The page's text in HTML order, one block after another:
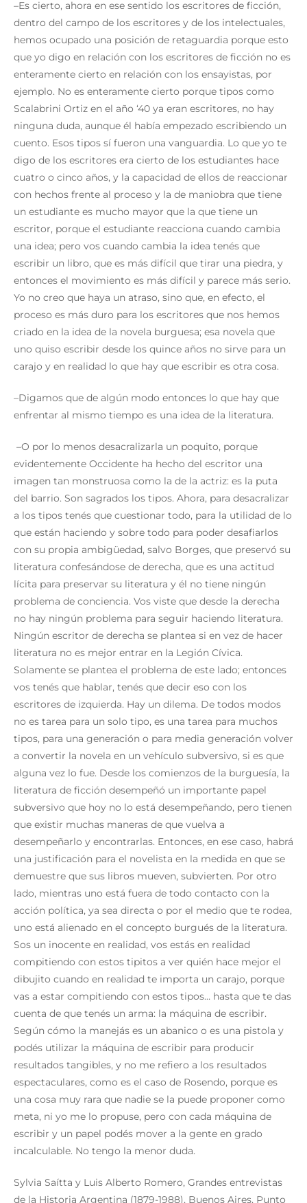
–Es cierto, ahora en ese sentido los escritores de ficción,
dentro del campo de los escritores y de los intelectuales,
hemos ocupado una posición de retaguardia porque esto
que yo digo en relación con los escritores de ficción no es
enteramente cierto en relación con los ensayistas, por
ejemplo. No es enteramente cierto porque tipos como
Scalabrini Ortiz en el año ‘40 ya eran escritores, no hay
ninguna duda, aunque él había empezado escribiendo un
cuento. Esos tipos sí fueron una vanguardia. Lo que yo te
digo de los escritores era cierto de los estudiantes hace
cuatro o cinco años, y la capacidad de ellos de reaccionar
con hechos frente al proceso y la de maniobra que tiene
un estudiante es mucho mayor que la que tiene un
escritor, porque el estudiante reacciona cuando cambia
una idea; pero vos cuando cambia la idea tenés que
escribir un libro, que es más difícil que tirar una piedra, y
entonces el movimiento es más difícil y parece más serio.
Yo no creo que haya un atraso, sino que, en efecto, el
proceso es más duro para los escritores que nos hemos
criado en la idea de la novela burguesa; esa novela que
uno quiso escribir desde los quince años no sirve para un
carajo y en realidad lo que hay que escribir es otra cosa.
–Digamos que de algún modo entonces lo que hay que
enfrentar al mismo tiempo es una idea de la literatura.
–O por lo menos desacralizarla un poquito, porque
evidentemente Occidente ha hecho del escritor una
imagen tan monstruosa como la de la actriz: es la puta
del barrio. Son sagrados los tipos. Ahora, para desacralizar
a los tipos tenés que cuestionar todo, para la utilidad de lo
que están haciendo y sobre todo para poder desafiarlos
con su propia ambigüedad, salvo Borges, que preservó su
literatura confesándose de derecha, que es una actitud
lícita para preservar su literatura y él no tiene ningún
problema de conciencia. Vos viste que desde la derecha
no hay ningún problema para seguir haciendo literatura.
Ningún escritor de derecha se plantea si en vez de hacer
literatura no es mejor entrar en la Legión Cívica.
Solamente se plantea el problema de este lado; entonces
vos tenés que hablar, tenés que decir eso con los
escritores de izquierda. Hay un dilema. De todos modos
no es tarea para un solo tipo, es una tarea para muchos
tipos, para una generación o para media generación volver
a convertir la novela en un vehículo subversivo, si es que
alguna vez lo fue. Desde los comienzos de la burguesía, la
literatura de ficción desempeñó un importante papel
subversivo que hoy no lo está desempeñando, pero tienen
que existir muchas maneras de que vuelva a
desempeñarlo y encontrarlas. Entonces, en ese caso, habrá
una justificación para el novelista en la medida en que se
demuestre que sus libros mueven, subvierten. Por otro
lado, mientras uno está fuera de todo contacto con la
acción política, ya sea directa o por el medio que te rodea,
uno está alienado en el concepto burgués de la literatura.
Sos un inocente en realidad, vos estás en realidad
compitiendo con estos tipitos a ver quién hace mejor el
dibujito cuando en realidad te importa un carajo, porque
vas a estar compitiendo con estos tipos… hasta que te das
cuenta de que tenés un arma: la máquina de escribir.
Según cómo la manejás es un abanico o es una pistola y
podés utilizar la máquina de escribir para producir
resultados tangibles, y no me refiero a los resultados
espectaculares, como es el caso de Rosendo, porque es
una cosa muy rara que nadie se la puede proponer como
meta, ni yo me lo propuse, pero con cada máquina de
escribir y un papel podés mover a la gente en grado
incalculable. No tengo la menor duda.
Sylvia Saítta y Luis Alberto Romero, Grandes entrevistas
de la Historia Argentina (1879-1988), Buenos Aires, Punto